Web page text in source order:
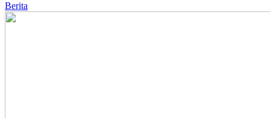
Berita